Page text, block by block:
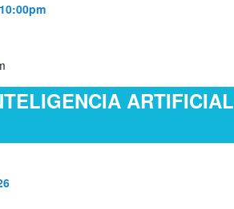
ARTIFICIAL